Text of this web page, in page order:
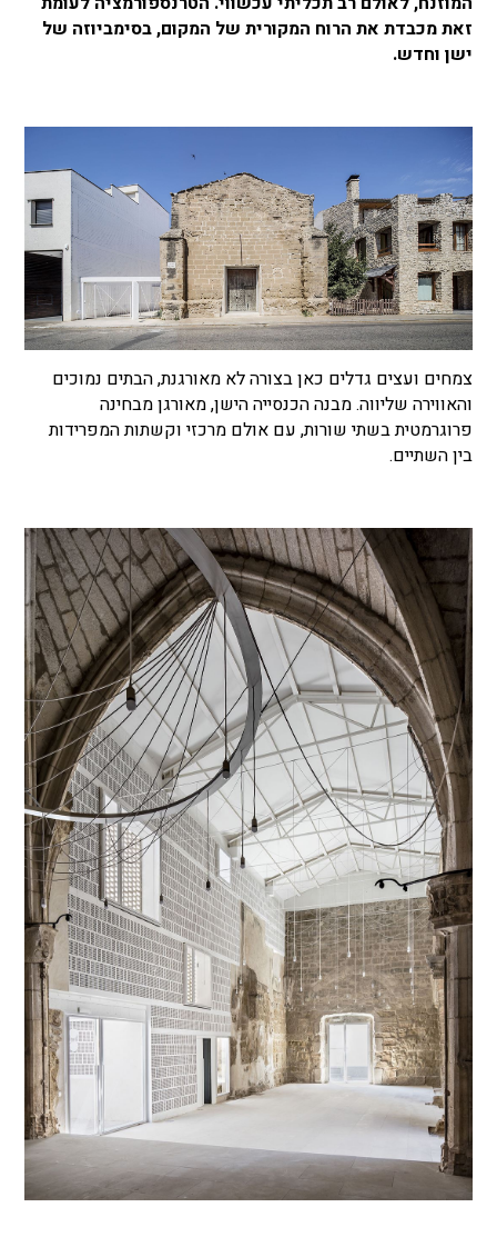
זאת מכבדת את הרוח המקורית של המקום, בסימביוזה של
ישן וחדש.
צמחים ועצים גדלים כאן בצורה לא מאורגנת, הבתים נמוכים
והאווירה שליווה. מבנה הכנסייה הישן, מאורגן מבחינה
פרוגרמטית בשתי שורות, עם אולם מרכזי וקשתות המפרידות
בין השתיים.